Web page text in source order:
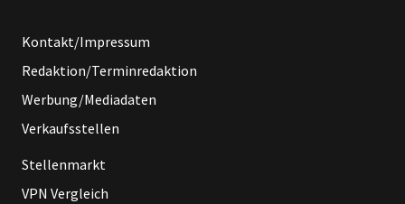
Kontakt/Impressum
Redaktion/Terminredaktion
Werbung/Mediadaten
Verkaufsstellen
Stellenmarkt
VPN Vergleich